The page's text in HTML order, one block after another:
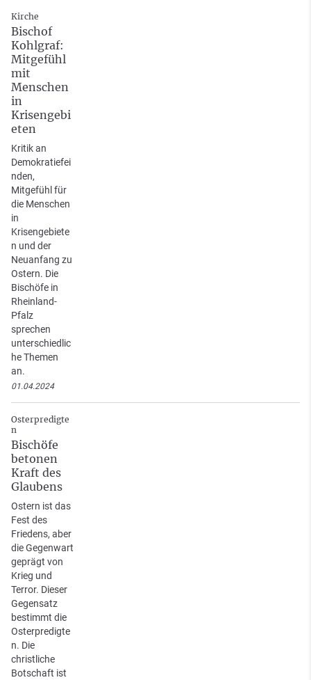
Kirche
Bischof
Kohlgraf:
Mitgefühl
mit
Menschen
in
Krisengebi
eten
Kritik an
Demokratiefei
nden,
Mitgefühl für
die Menschen
in
Krisengebiete
n und der
Neuanfang zu
Ostern. Die
Bischöfe in
Rheinland-
Pfalz
sprechen
unterschiedlic
he Themen
an.
01.04.2024
Osterpredigte
n
Bischöfe
betonen
Kraft des
Glaubens
Ostern ist das
Fest des
Friedens, aber
die Gegenwart
geprägt von
Krieg und
Terror. Dieser
Gegensatz
bestimmt die
Osterpredigte
n. Die
christliche
Botschaft ist